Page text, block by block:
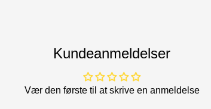
Kundeanmeldelser
Vær den første til at skrive en anmeldelse